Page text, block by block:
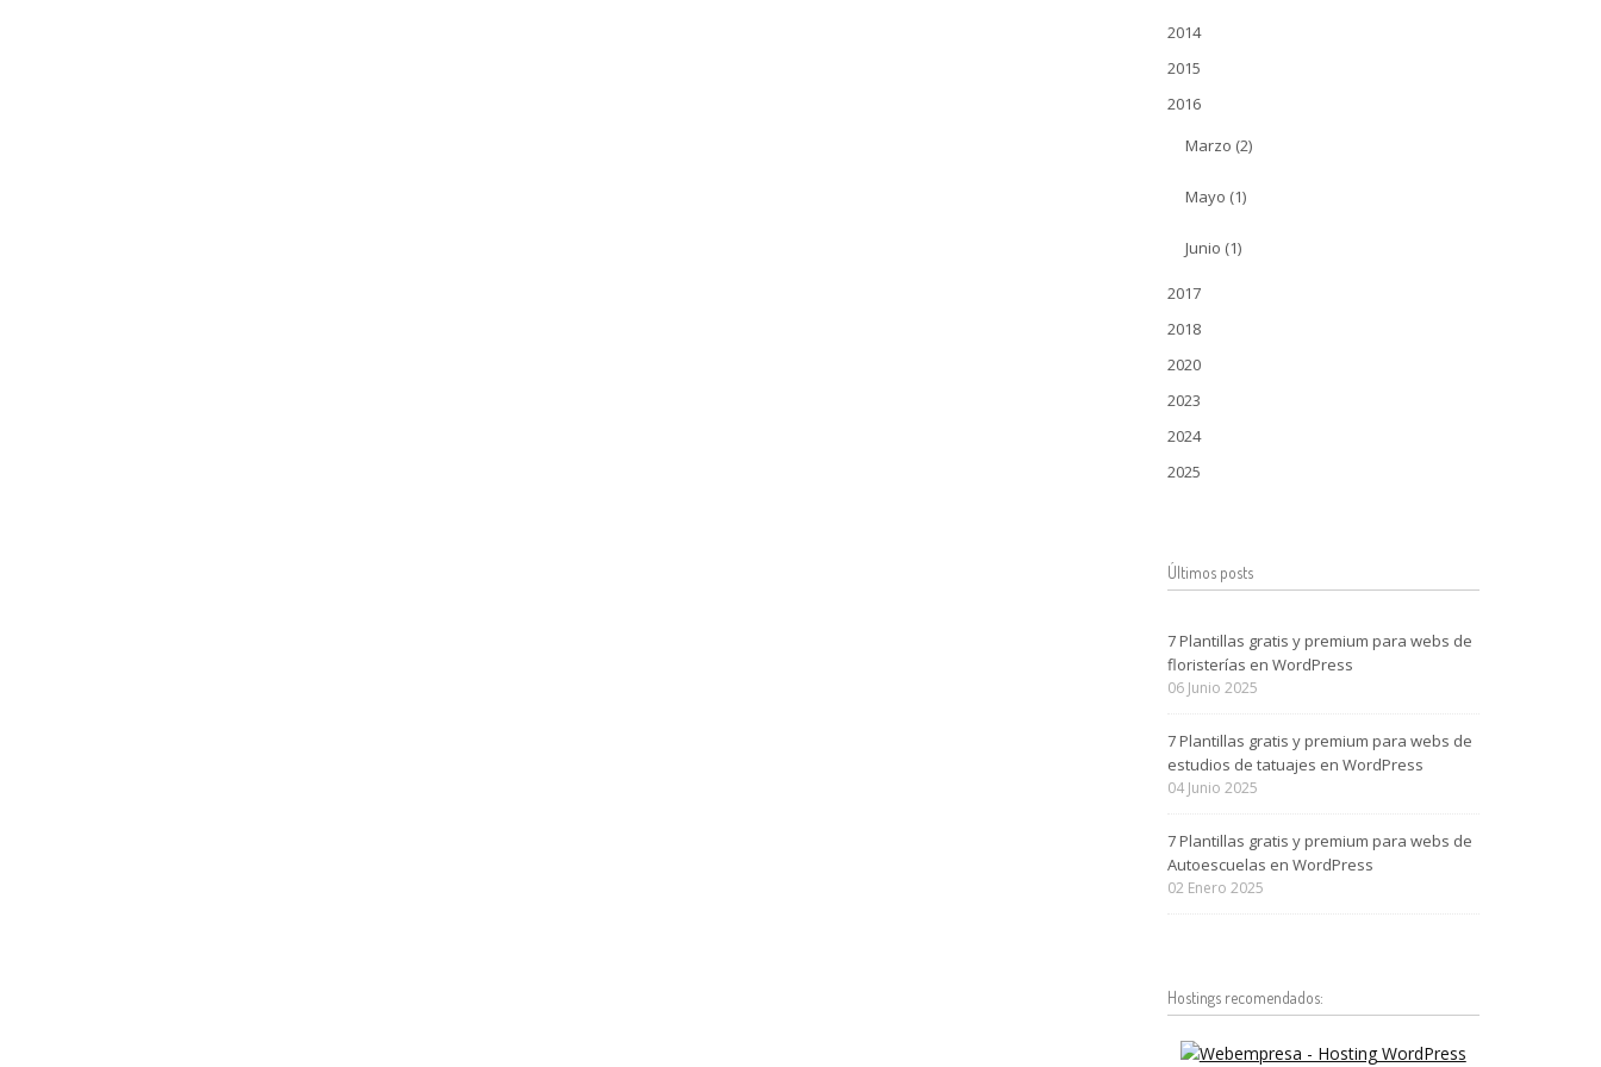
2014
2015
2016
Marzo (2)
Mayo (1)
Junio (1)
2017
2018
2020
2023
2024
2025
Últimos posts
7 Plantillas gratis y premium para webs de
floristerías en WordPress
06 Junio 2025
7 Plantillas gratis y premium para webs de
estudios de tatuajes en WordPress
04 Junio 2025
7 Plantillas gratis y premium para webs de
Autoescuelas en WordPress
02 Enero 2025
Hostings recomendados: